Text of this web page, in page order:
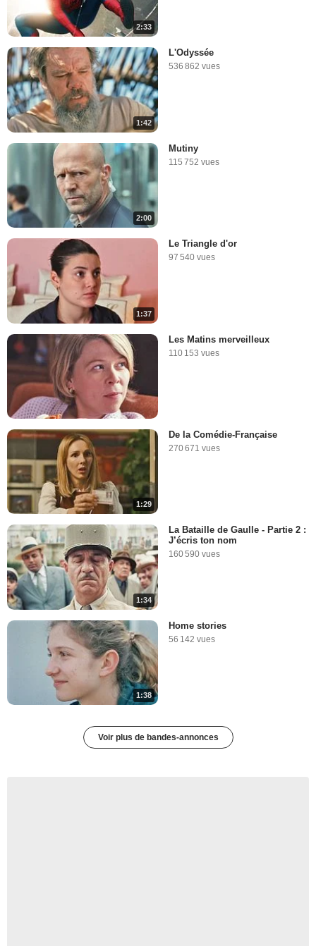
2:33
1:42
L'Odyssée
536 862 vues
2:00
Mutiny
115 752 vues
1:37
Le Triangle d'or
97 540 vues
Les Matins merveilleux
110 153 vues
1:29
De la Comédie-Française
270 671 vues
1:34
La Bataille de Gaulle - Partie 2 :
J’écris ton nom
160 590 vues
1:38
Home stories
56 142 vues
Voir plus de bandes-annonces